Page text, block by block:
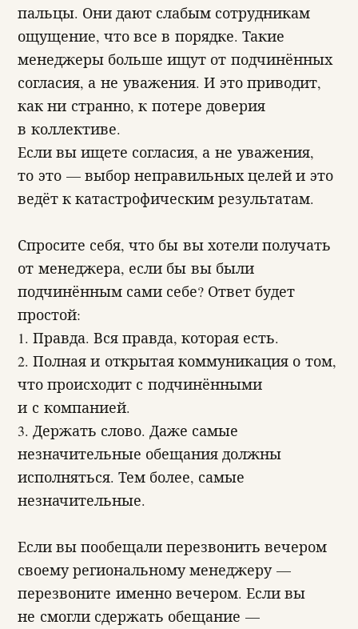
пальцы. Они дают слабым сотрудникам
ощущение, что все в порядке. Такие
менеджеры больше ищут от подчинённых
согласия, а не уважения. И это приводит,
как ни странно, к потере доверия
в коллективе.
Если вы ищете согласия, а не уважения,
то это — выбор неправильных целей и это
ведёт к катастрофическим результатам.
Спросите себя, что бы вы хотели получать
от менеджера, если бы вы были
подчинённым сами себе? Ответ будет
простой:
1. Правда. Вся правда, которая есть.
2. Полная и открытая коммуникация о том,
что происходит с подчинёнными
и с компанией.
3. Держать слово. Даже самые
незначительные обещания должны
исполняться. Тем более, самые
незначительные.
Если вы пообещали перезвонить вечером
своему региональному менеджеру —
перезвоните именно вечером. Если вы
не смогли сдержать обещание —